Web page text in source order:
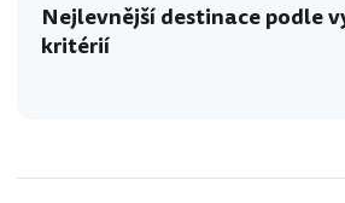
Nejlevnější destinace podle
kritérií